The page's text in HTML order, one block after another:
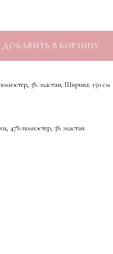
ДОБАВИТЬ В КОРЗИНУ
3% эластан; Ширина: 150 см
47% полиэстер, 3% эластан